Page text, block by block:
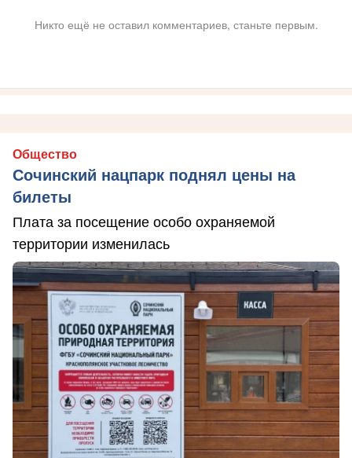
Никто ещё не оставил комментариев, станьте первым.
Общество
Сочинский нацпарк поднял цены на
билеты
Плата за посещение особо охраняемой
территории изменилась